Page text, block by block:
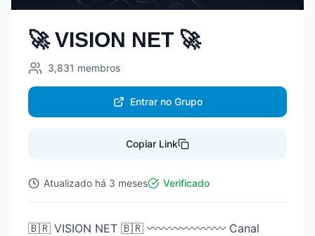
🚀 VISION NET 🚀
3,831 membros
Entrar no Grupo
Copiar Link
Atualizado há 3 meses Verificado
🇧🇷 VISION NET 🇧🇷 〰️〰️〰️〰️〰️〰️〰️ Canal